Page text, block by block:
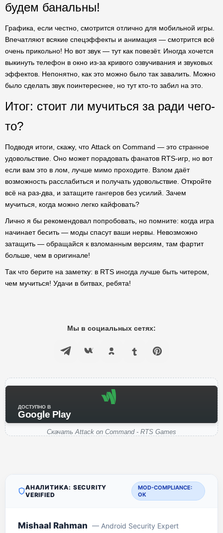
будем банальны!
Графика, если честно, смотрится отлично для мобильной игры.
Впечатляют всякие спецэффекты и анимация — смотрится всё
очень прикольно! Но вот звук — тут как повезёт. Иногда хочется
выкинуть телефон в окно из-за кривого озвучивания и звуковых
эффектов. Непонятно, как это можно было так завалить. Можно
было сделать звук поинтереснее, но тут кто-то забил на это.
Итог: стоит ли мучиться за ради чего-
то?
Подводя итоги, скажу, что Attack on Command — это странное
удовольствие. Оно может порадовать фанатов RTS-игр, но вот
если вам это в лом, лучше мимо проходите. Взлом даёт
возможность расслабиться и получать удовольствие. Откройте
всё на раз-два, и затащите гангеров без усилий. Зачем
мучиться, когда можно легко кайфовать?
Лично я бы рекомендовал попробовать, но помните: когда игра
начинает бесить — моды спасут ваши нервы. Невозможно
затащить — обращайся к взломанным версиям, там фартит
больше, чем в оригинале!
Так что берите на заметку: в RTS иногда лучше быть читером,
чем мучиться! Удачи в битвах, ребята!
Мы в социальных сетях:
ДОСТУПНО В
Google Play
Скачать Attack on Command - RTS Games
АНАЛИТИКА: SECURITY
VERIFIED
MOD-COMPLIANCE:
OK
Mishaal Rahman — Android Security Expert